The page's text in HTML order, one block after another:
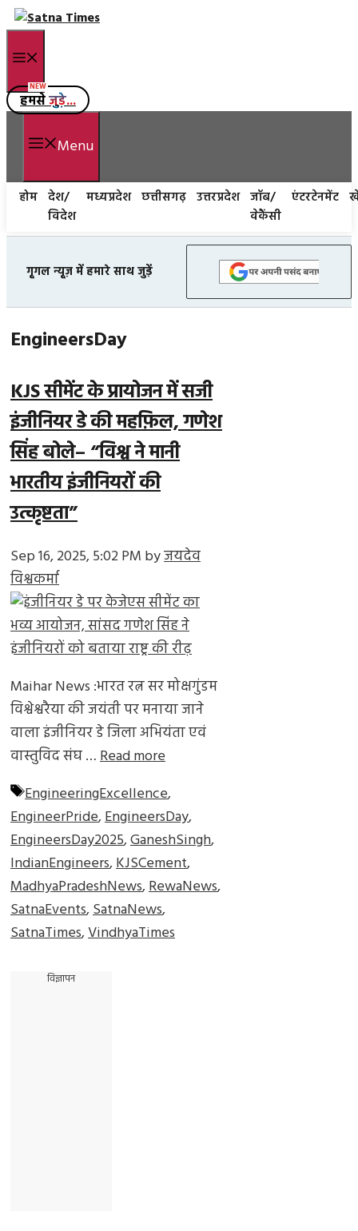
Skip
content
हमसेजुड़े...
Menu
होम देश/
विदेश
मध्यप्रदेश छत्तीसगढ़ उत्तरप्रदेश जॉब/
वेकैंसी
एंटरटेनमेंट
गूगल न्यूज़ में हमारे साथ जुड़ें
EngineersDay
KJS सीमेंट के प्रायोजन में सजी
इंजीनियर डे की महफ़िल, गणेश
सिंह बोले– “विश्व ने मानी
भारतीय इंजीनियरों की
उत्कृष्टता”
Sep 16, 2025, 5:02 PM byजयदेव
विश्वकर्मा
Maihar News :भारत रत्न सर मोक्षगुंडम
विश्वेश्वरैया की जयंती पर मनाया जाने
वाला इंजीनियर डे जिला अभियंता एवं
वास्तुविद संघ …Read more
Tags
EngineeringExcellence,
EngineerPride,EngineersDay,
EngineersDay2025,GaneshSingh,
IndianEngineers,KJSCement,
MadhyaPradeshNews,RewaNews,
SatnaEvents,SatnaNews,
SatnaTimes,VindhyaTimes
विज्ञापन